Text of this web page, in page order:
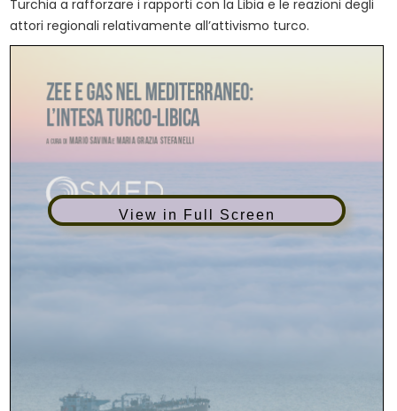
Turchia a rafforzare i rapporti con la Libia e le reazioni degli
attori regionali relativamente all’attivismo turco.
View in Full Screen